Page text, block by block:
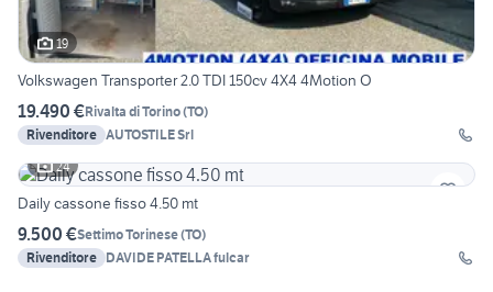
19
Volkswagen Transporter 2.0 TDI 150cv 4X4 4Motion O
19.490 €Rivalta di Torino(TO)
Rivenditore AUTOSTILE Srl
24
Daily cassone fisso 4.50 mt
9.500 €Settimo Torinese(TO)
Rivenditore DAVIDE PATELLA fulcar